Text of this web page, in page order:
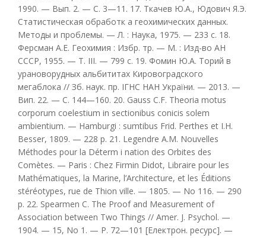
1990. — Вып. 2. — С. 3—11. 17. Ткачев Ю.А., Юдович Я.Э.
Статистическая обработк а геохимических данных.
Методы и проблемы. — Л. : Наука, 1975. — 233 с. 18.
Ферсман А.Е. Геохимия : Избр. тр. — М. : Изд-во АН
СССР, 1955. — Т. III. — 799 с. 19. Фомин Ю.А. Торий в
урановорудных альбититах Кировоградского
мегаблока // Зб. наук. пр. ІГНС НАН України. — 2013. —
Вип. 22. — С. 144—160. 20. Gauss C.F. Theoria motus
corporum coelestium in sectionibus conicis solem
ambientium. — Hamburgi : sumtibus Frid. Perthes et I.H.
Besser, 1809. — 228 p. 21. Legendre A.M. Nouvelles
Méthodes pour la Déterm i nation des Orbites des
Comètes. — Paris : Chez Firmin Didot, Libraire pour les
Mathématiques, la Marine, l’Architecture, et les Éditions
stéréotypes, rue de Thion ville. — 1805. — No 116. — 290
p. 22. Spearmen C. The Proof and Measurement of
Association between Two Things // Amer. J. Psychol. —
1904. — 15, No 1. — P. 72—101 [Електрон. ресурс]. —